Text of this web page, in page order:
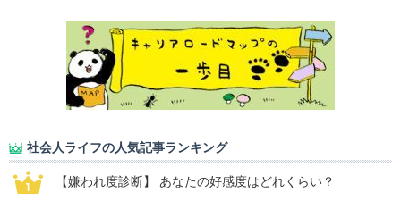
社会人ライフの人気記事ランキング
【嫌われ度診断】 あなたの好感度はどれくらい？